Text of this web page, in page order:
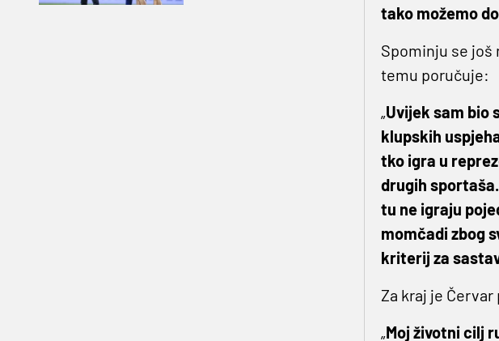
tako možemo
Spominju se još
temu poručuje:
„Uvijek sam bio
klupskih
tko igra u
drugih
tu ne igraju
momčadi zbog
kriterij za
Za kraj je
„Moj životni cilj